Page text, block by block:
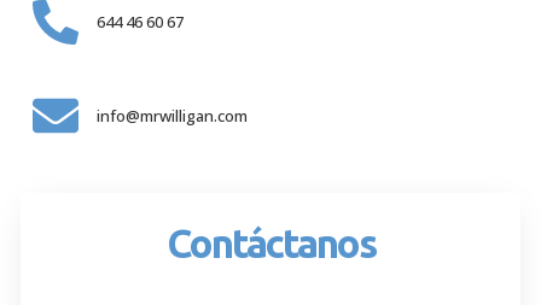
Contáctanos
644 46 60 67
info@mrwilligan.com